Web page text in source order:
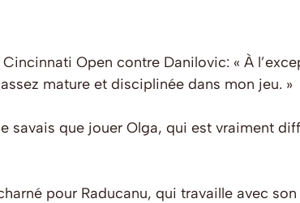
Open contre Danilovic: « À
mature et disciplinée dans mon jeu. »
savais que jouer Olga, qui est vraiment
pour Raducanu, qui travaille avec